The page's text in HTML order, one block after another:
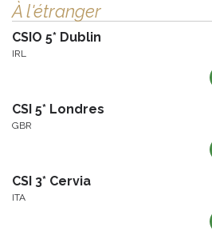
À l'étranger
CSIO 5* Dublin
IRL
CSI 5* Londres
GBR
CSI 3* Cervia
ITA